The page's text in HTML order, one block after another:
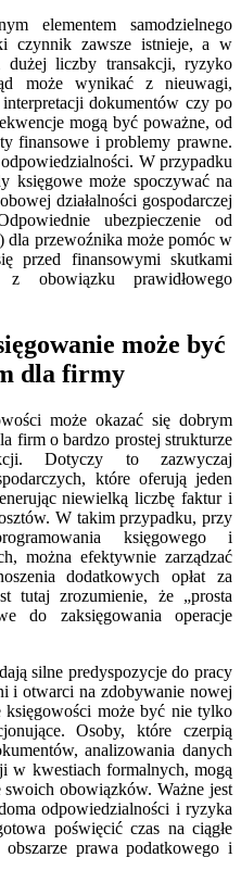
elementem samodzielnego
czynnik zawsze istnieje, a w
dużej liczby transakcji, ryzyko
może wynikać z nieuwagi,
dokumentów czy po
mogą być poważne, od
finansowe i problemy prawne.
W przypadku
księgowe może spoczywać na
działalności gospodarczej
ubezpieczenie od
przewoźnika może pomóc w
przed finansowymi skutkami
obowiązku prawidłowego
może być
dla firmy
może okazać się dobrym
firm o bardzo prostej strukturze
Dotyczy to zazwyczaj
które oferują jeden
niewielką liczbę faktur i
W takim przypadku, przy
księgowego i
można efektywnie zarządzać
dodatkowych opłat za
tutaj zrozumienie, że „prosta
do zaksięgowania operacje
silne predyspozycje do pracy
i otwarci na zdobywanie nowej
księgowości może być nie tylko
Osoby, które czerpią
analizowania danych
w kwestiach formalnych, mogą
swoich obowiązków. Ważne jest
odpowiedzialności i ryzyka
poświęcić czas na ciągłe
prawa podatkowego i